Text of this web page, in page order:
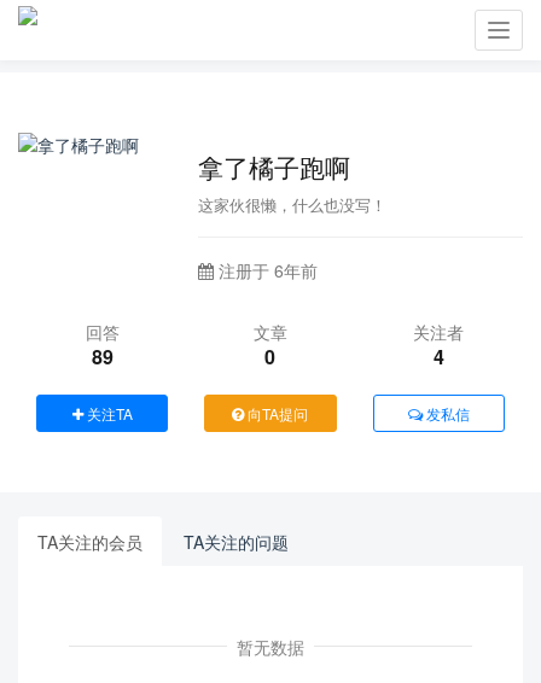
拿了橘子跑啊
这家伙很懒，什么也没写！
注册于 6年前
回答
89
文章
0
关注者
4
关注TA 向TA提问 发私信
TA关注的会员 TA关注的问题
暂无数据